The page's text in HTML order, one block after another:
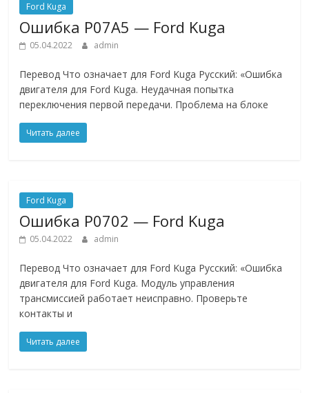
Ford Kuga
Ошибкa P07A5 — Ford Kuga
05.04.2022 admin
Перевод Что означает для Ford Kuga Русский: «Ошибка
двигателя для Ford Kuga. Неудачная попытка
переключения первой передачи. Проблема на блоке
Читать далее
Ford Kuga
Ошибкa P0702 — Ford Kuga
05.04.2022 admin
Перевод Что означает для Ford Kuga Русский: «Ошибка
двигателя для Ford Kuga. Модуль управления
трансмиссией работает неисправно. Проверьте
контакты и
Читать далее